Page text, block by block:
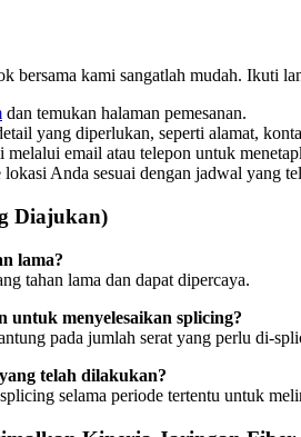
bersama kami sangatlah mudah. Ikuti
dan temukan halaman pemesanan.
yang diperlukan, seperti alamat,
email atau telepon untuk
Anda sesuai dengan jadwal yang
Diajukan)
lama?
tahan lama dan dapat dipercaya.
menyelesaikan splicing?
pada jumlah serat yang perlu di-
telah dilakukan?
selama periode tertentu untuk